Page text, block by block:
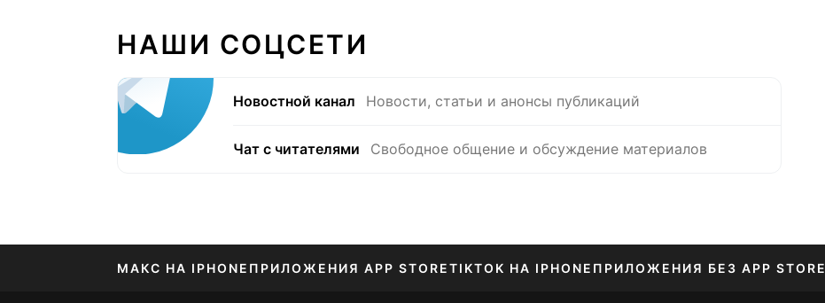
НАШИ СОЦСЕТИ
Новостной канал Новости, статьи и анонсы публикаций
Чат с читателями Свободное общение и обсуждение материалов
МАКС НА IPHONE ПРИЛОЖЕНИЯ APP STORETIKTOK НА IPHONE ПРИЛОЖЕНИЯ БЕЗ APP STORE